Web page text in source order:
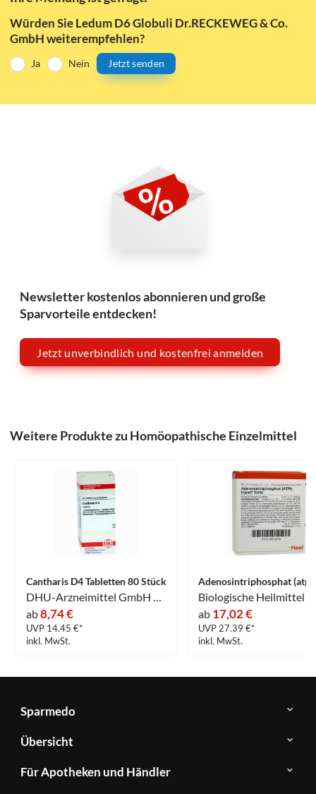
Würden Sie Ledum D6 Globuli Dr.RECKEWEG & Co.
GmbH weiterempfehlen?
Ja Nein Jetzt senden
Newsletter kostenlos abonnieren und große
Sparvorteile entdecken!
Jetzt unverbindlich und kostenfrei anmelden
Weitere Produkte zu Homöopathische Einzelmittel
Cantharis D4 Tabletten 80 Stück
ab8,74 €
UVP 14.45 €*
inkl. MwSt.
ab 17,02 €
UVP 27.39 €*
inkl. MwSt.
Sparmedo
Über
Sparmedo
FAQ
Übersicht
Herstellerverzeichnis
Für Apotheken und Händler